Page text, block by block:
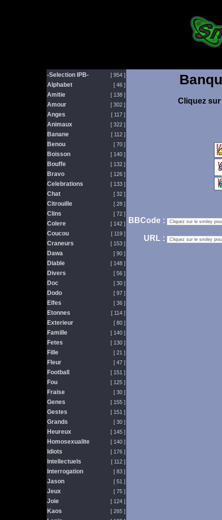
Cliquez
BBCode :
URL :
-Selection IPB- [ 954 ]
Alphabet [ 46 ]
Amitie [ 138 ]
Amour [ 302 ]
Anges [ 117 ]
Animaux [ 322 ]
Banane [ 112 ]
Benou [ 70 ]
Boisson [ 140 ]
Bouffe [ 132 ]
Bravo [ 126 ]
Celebrations [ 133 ]
Chat [ 32 ]
Citrouille [ 28 ]
Clins [ 72 ]
Colere [ 142 ]
Coucou [ 119 ]
Craneurs [ 153 ]
Dawa [ 90 ]
Diable [ 148 ]
Divers [ 56 ]
Doc [ 30 ]
Dodo [ 97 ]
Elfes [ 36 ]
Etonnes [ 114 ]
Exterieur [ 80 ]
Famille [ 140 ]
Fetes [ 130 ]
Fille [ 21 ]
Fleur [ 47 ]
Football [ 151 ]
Fou [ 125 ]
Fraise [ 30 ]
Genes [ 155 ]
Gestes [ 151 ]
Grands [ 30 ]
Heureux [ 145 ]
Homosexualite [ 140 ]
Idiots [ 176 ]
Intellectuels [ 112 ]
Interrogation [ 83 ]
Jason [ 51 ]
Jeux [ 75 ]
Joie [ 124 ]
Kaos [ 265 ]